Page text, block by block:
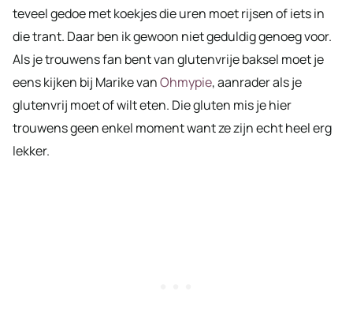
teveel gedoe met koekjes die uren moet rijsen of iets in
die trant. Daar ben ik gewoon niet geduldig genoeg voor.
Als je trouwens fan bent van glutenvrije baksel moet je
eens kijken bij Marike vanOhmypie, aanrader als je
glutenvrij moet of wilt eten. Die gluten mis je hier
trouwens geen enkel moment want ze zijn echt heel erg
lekker.